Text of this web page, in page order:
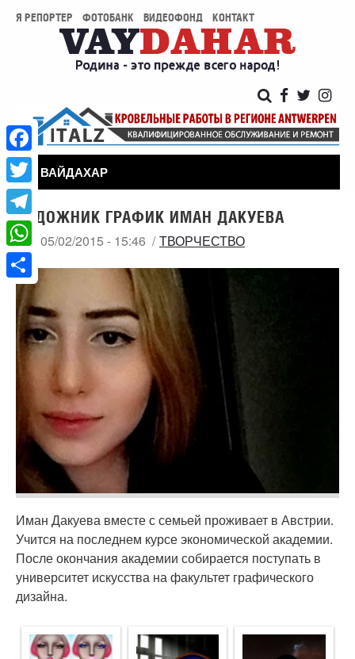
Я РЕПОРТЕР ФОТОБАНК ВИДЕОФОНД КОНТАКТ
ВАЙДАХАР
ХУДОЖНИК ГРАФИК ИМАН ДАКУЕВА
СБ, 05/02/2015 - 15:46 ТВОРЧЕСТВО
Иман Дакуева вместе с семьей проживает в Австрии.
Учится на последнем курсе экономической академии.
После окончания академии собирается поступать в
университет искусства на факультет графического
дизайна.
Facebook
Twitter
Telegram
WhatsApp
Share